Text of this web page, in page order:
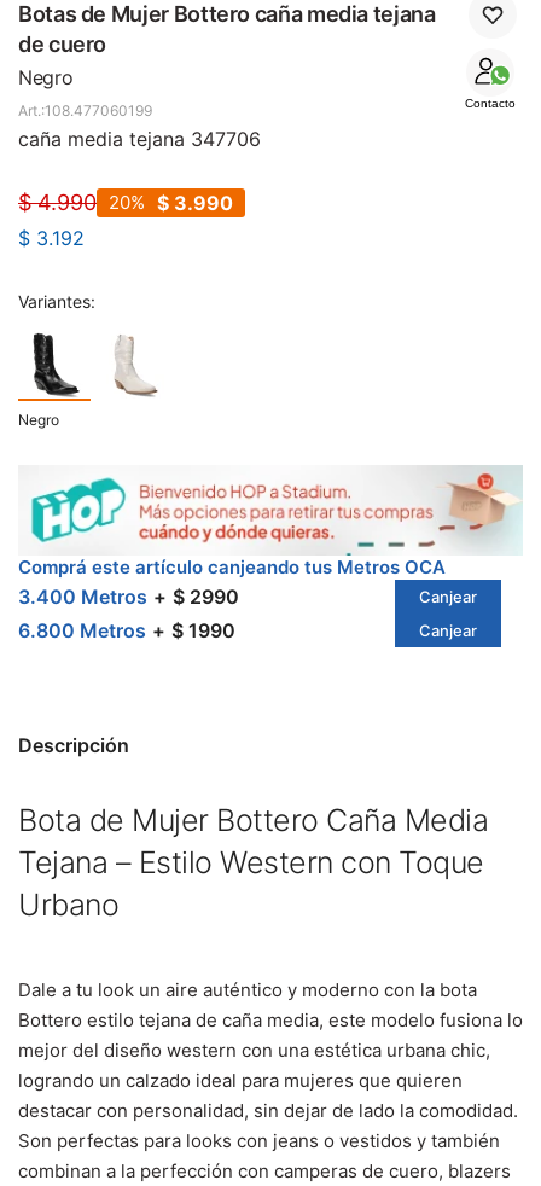
Botas de Mujer Bottero caña media tejana
de cuero
Negro
Contacto
108.477060199
caña media tejana 347706
$ 4.990 $ 3.990
20
$ 3.192
Variantes:
Negro
Comprá este artículo canjeando tus Metros OCA
3.400 Metros $ 2990 Canjear
6.800 Metros $ 1990 Canjear
Descripción
Bota de Mujer Bottero Caña Media
Tejana – Estilo Western con Toque
Urbano
Dale a tu look un aire auténtico y moderno con la bota
Bottero estilo tejana de caña media, este modelo fusiona lo
mejor del diseño western con una estética urbana chic,
logrando un calzado ideal para mujeres que quieren
destacar con personalidad, sin dejar de lado la comodidad.
Son perfectas para looks con jeans o vestidos y también
combinan a la perfección con camperas de cuero, blazers